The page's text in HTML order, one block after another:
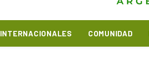
INTERNACIONALES COMUNIDAD